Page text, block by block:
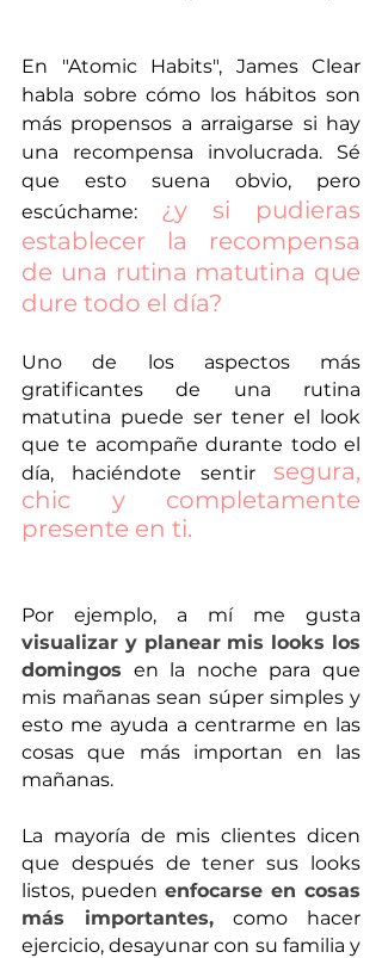
En "Atomic Habits", James Clear
habla sobre cómo los hábitos son
más propensos a arraigarse si hay
una recompensa involucrada. Sé
que esto suena obvio, pero
escúchame: ¿y si pudieras
establecer la recompensa
de una rutina matutina que
dure todo el día?
Uno de los aspectos más
gratificantes de una rutina
matutina puede ser tener el look
que te acompañe durante todo el
día, haciéndote sentir segura,
chic y completamente
presente en ti.
visualizar y planear mis looks los
domingos en la noche para que
mis mañanas sean súper simples y
esto me ayuda a centrarme en las
cosas que más importan en las
mañanas.
La mayoría de mis clientes dicen
que después de tener sus looks
listos, pueden enfocarse en cosas
más importantes, como hacer
ejercicio, desayunar con su familia y